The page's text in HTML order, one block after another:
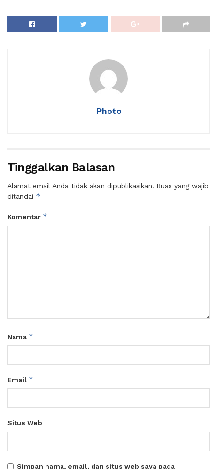
Photo
Tinggalkan Balasan
Alamat email Anda tidak akan dipublikasikan. Ruas yang wajib
ditandai *
Komentar *
Nama *
Email *
Situs Web
Simpan nama, email, dan situs web saya pada